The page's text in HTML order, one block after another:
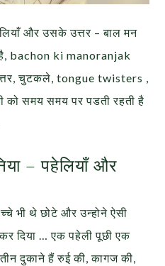
और उसके उत्तर – बाल मन
bachon ki manoranjak
चुटकले, tongue twisters ,
समय समय पर पडती रहती है
– पहेलियाँ और
भी थे छोटे और उन्होने ऐसी
दिया … एक पहेली पूछी एक
दुकाने हैं रुई की, कागज की,